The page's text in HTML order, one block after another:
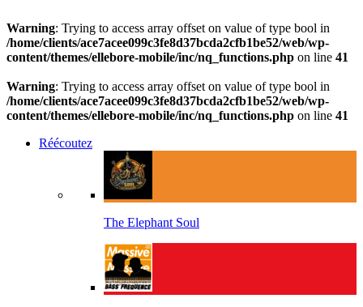
Warning: Trying to access array offset on value of type bool in
/home/clients/ace7acee099c3fe8d37bcda2cfb1be52/web/wp-
content/themes/ellebore-mobile/inc/nq_functions.php on line 41
Warning: Trying to access array offset on value of type bool in
/home/clients/ace7acee099c3fe8d37bcda2cfb1be52/web/wp-
content/themes/ellebore-mobile/inc/nq_functions.php on line 41
Réécoutez
The Elephant Soul